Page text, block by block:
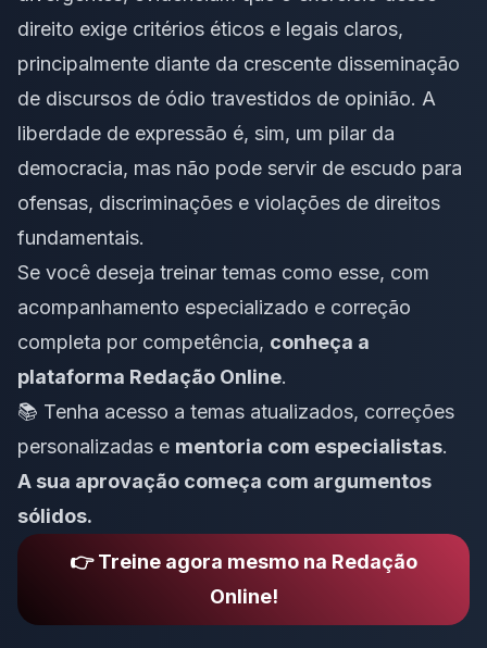
direito exige critérios éticos e legais claros,
principalmente diante da crescente disseminação
de discursos de ódio travestidos de opinião. A
liberdade de expressão é, sim, um pilar da
democracia, mas não pode servir de escudo para
ofensas, discriminações e violações de direitos
fundamentais.
Se você deseja treinar temas como esse, com
acompanhamento especializado e correção
completa por competência, conheça a
plataforma Redação Online.
📚 Tenha acesso a temas atualizados, correções
personalizadas e mentoria com especialistas.
A sua aprovação começa com argumentos
sólidos.
👉 Treine agora mesmo na Redação
Online!